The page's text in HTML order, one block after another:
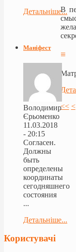
В
≡
<< <
Детальніше...
Маніфест
Володимир
Єрьоменко
11.03.2018
- 20:15
Согласен.
Должны
быть
определены
координаты
сегодняшнего
состояния
...
Детальніше...
Користувачі